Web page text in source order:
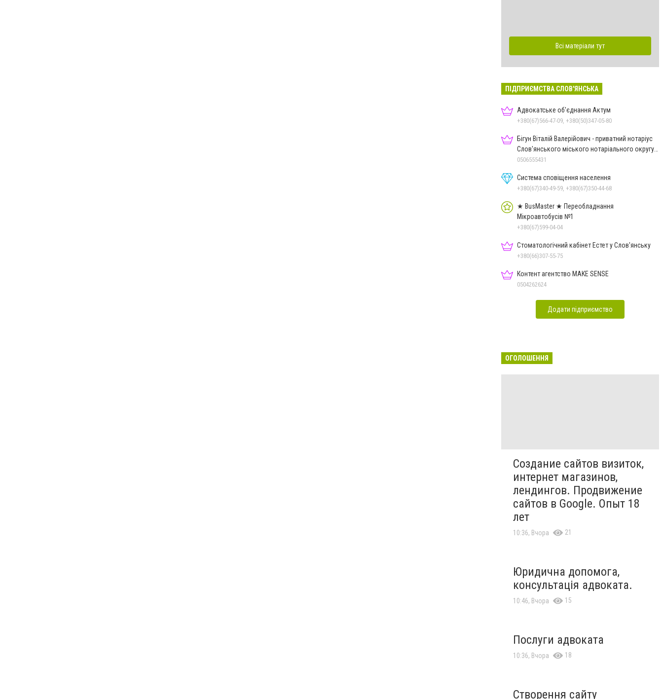
Всі матеріали тут
ПІДПРИЄМСТВА СЛОВ'ЯНСЬКА
Адвокатське об'єднання Актум
+380(67)566-47-09, +380(50)347-05-80
Бігун Віталій Валерійович - приватний нотаріус
Слов'янського міського нотаріального округу
Дон.обл.
0506555431
Система сповіщення населення
+380(67)340-49-59, +380(67)350-44-68
★ BusMaster ★ Переобладнання
Мікроавтобусів №1
+380(67)599-04-04
Стоматологічний кабінет Естет у Слов'янську
+380(66)307-55-75
Контент агентство MAKE SENSE
0504262624
Додати підприємство
ОГОЛОШЕННЯ
Создание сайтов визиток,
интернет магазинов,
лендингов. Продвижение
сайтов в Google. Опыт 18
лет
10:36, Вчора 21
Юридична допомога,
консультація адвоката.
10:46, Вчора 15
Послуги адвоката
10:36, Вчора 18
Створення сайту